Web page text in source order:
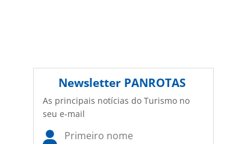
Newsletter PANROTAS
As principais notícias do Turismo no
seu e-mail